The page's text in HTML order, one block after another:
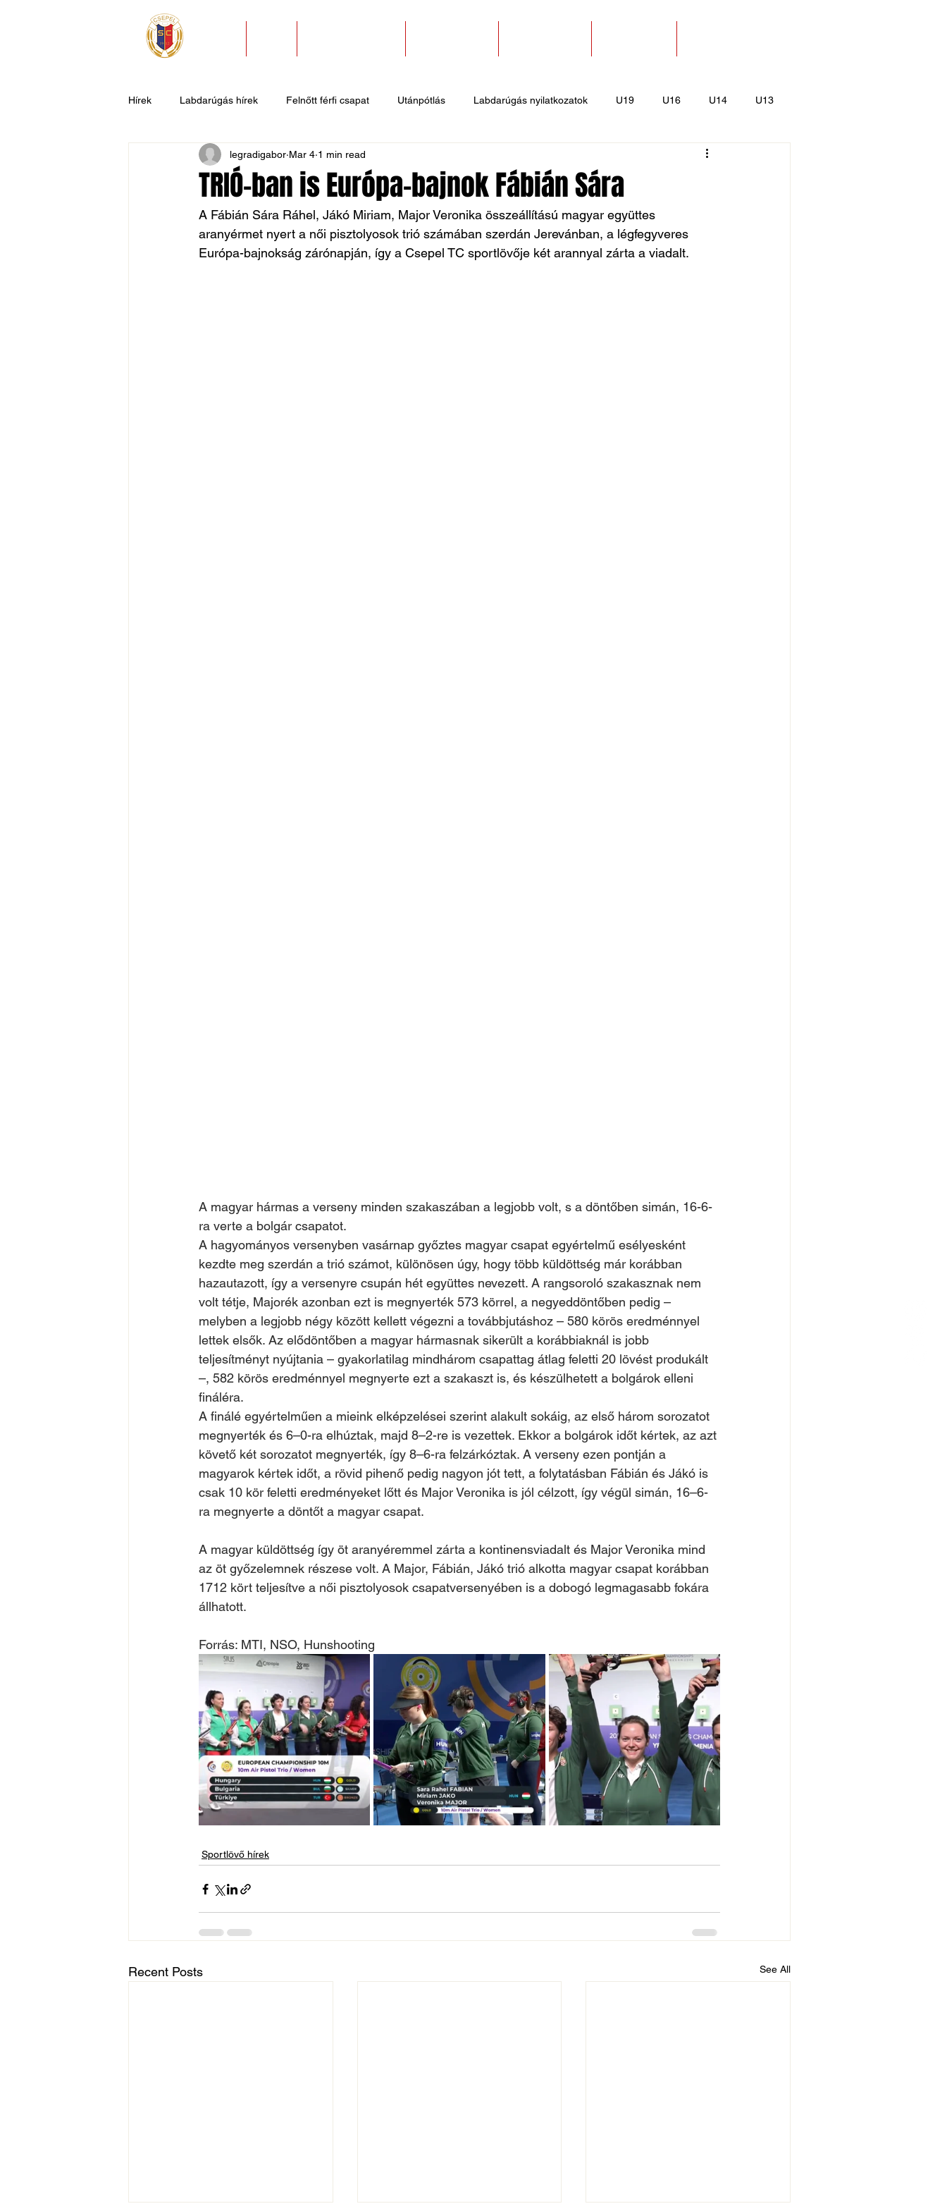
Hírek Labdarúgás hírek Felnőtt férfi csapat Utánpótlás Labdarúgás nyilatkozatok U19 U16 U14 U13
U9 U7 Evezős hírek Kajak-Kenu
Csepel SC II Általános hírek
TRIÓ-ban is Európa-bajnok Fábián Sára
legradigabor Mar 4 1 min read
A Fábián Sára Ráhel, Jákó Miriam, Major Veronika összeállítású magyar együttes
aranyérmet nyert a női pisztolyosok trió számában szerdán Jerevánban, a légfegyveres
Európa-bajnokság zárónapján, így a Csepel TC sportlövője két arannyal zárta a viadalt.
A magyar hármas a verseny minden szakaszában a legjobb volt, s a döntőben simán, 16-6-
ra verte a bolgár csapatot.
A hagyományos versenyben vasárnap győztes magyar csapat egyértelmű esélyesként
kezdte meg szerdán a trió számot, különösen úgy, hogy több küldöttség már korábban
hazautazott, így a versenyre csupán hét együttes nevezett. A rangsoroló szakasznak nem
volt tétje, Majorék azonban ezt is megnyerték 573 körrel, a negyeddöntőben pedig –
melyben a legjobb négy között kellett végezni a továbbjutáshoz – 580 körös eredménnyel
lettek elsők. Az elődöntőben a magyar hármasnak sikerült a korábbiaknál is jobb
teljesítményt nyújtania – gyakorlatilag mindhárom csapattag átlag feletti 20 lövést produkált
–, 582 körös eredménnyel megnyerte ezt a szakaszt is, és készülhetett a bolgárok elleni
fináléra.
A finálé egyértelműen a mieink elképzelései szerint alakult sokáig, az első három sorozatot
megnyerték és 6–0-ra elhúztak, majd 8–2-re is vezettek. Ekkor a bolgárok időt kértek, az azt
követő két sorozatot megnyerték, így 8–6-ra felzárkóztak. A verseny ezen pontján a
magyarok kértek időt, a rövid pihenő pedig nagyon jót tett, a folytatásban Fábián és Jákó is
csak 10 kör feletti eredményeket lőtt és Major Veronika is jól célzott, így végül simán, 16–6-
ra megnyerte a döntőt a magyar csapat.
A magyar küldöttség így öt aranyéremmel zárta a kontinensviadalt és Major Veronika mind
az öt győzelemnek részese volt. A Major, Fábián, Jákó trió alkotta magyar csapat korábban
1712 kört teljesítve a női pisztolyosok csapatversenyében is a dobogó legmagasabb fokára
állhatott.
Forrás: MTI, NSO, Hunshooting
Sportlövő hírek
Recent Posts See All